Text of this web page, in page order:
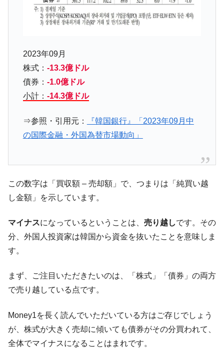
『Money1』
韓国型イージス搭載の次世代駆逐艦
「KDDX」1番艦、2032年竣工と公示
に韓国がいっちょがみしたのでは。
『Money1』
韓国政府『BYD』車への補助金を全廃 ⇒ 実
は韓国で『BYD』車は売れている。6カ月で対前年同期比
1.9倍！
く空港に詰めかけ「出て行け！」「極右勢力」のプラカー
ドを掲げる「在韓反米勢力」
ほぼ終わった」
韓国『国民年金公団』株価暴落で200兆蒸
『Money1』
韓国政府「ニセＫ-ブランドを通報しようキ
ャンペーン」⇒ あの名物教授も登場！
ぎ」では。
『Money1』
韓国鉄鋼最大手『POSCO』ズブズブ沈む。
『Money1』
米国下院「韓国の公務員個人をターゲット
にぶん殴る法案」提出！⇒ クーパン問題は合衆国企業に対
2023年09月
株式： -13.3億ドル
債券： -1.0億ドル
小計： -14.3億ドル
⇒参照・引用元：
『韓国銀行』「2023年09月中
の国際金融・外国為替市場動向」
この数字は「買収額 – 売却額」で、つまりは「純買い越
し金額」を示しています。
マイナスになっているということは、 売り越しです。その
分、外国人投資家は韓国から資金を抜いたことを意味しま
す。
まず、ご注目いただきたいのは、「株式」「債券」の両方
で売り越している点です。
Money1を長く読んでいただいている方はご存じでしょう
が、株式が大きく売却に傾いても債券がその分買われて、
全体でマイナスになることはまれです。